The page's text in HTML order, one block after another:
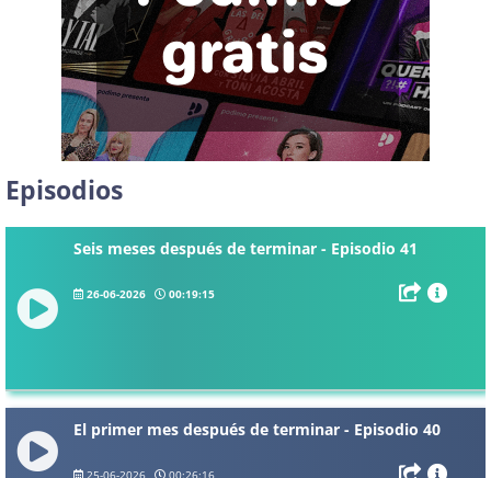
Episodios
Seis meses después de terminar - Episodio 41
26-06-2026 00:19:15
El primer mes después de terminar - Episodio 40
25-06-2026 00:26:16